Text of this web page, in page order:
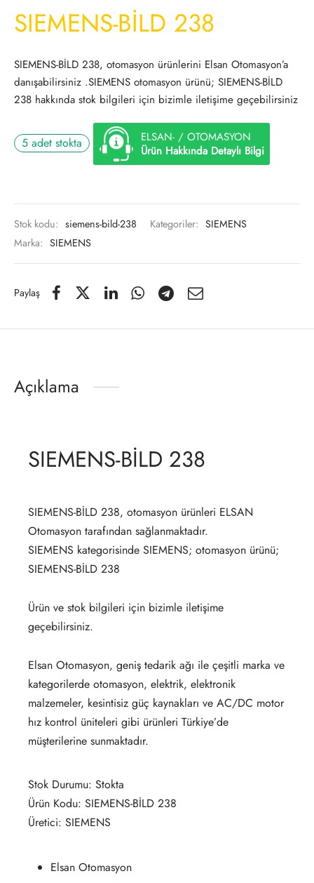
SIEMENS-BİLD 238
SIEMENS-BİLD 238, otomasyon ürünlerini Elsan Otomasyon’a
danışabilirsiniz .SIEMENS otomasyon ürünü; SIEMENS-BİLD
238 hakkında stok bilgileri için bizimle iletişime geçebilirsiniz
5 adet stokta
ELSAN- / OTOMASYON
Ürün Hakkında Detaylı Bilgi
Stok kodu: siemens-bild-238 Kategoriler: SIEMENS
Marka: SIEMENS
Paylaş
Açıklama
SIEMENS-BİLD 238
SIEMENS-BİLD 238, otomasyon ürünleri ELSAN
Otomasyon tarafından sağlanmaktadır.
SIEMENS kategorisinde SIEMENS; otomasyon ürünü;
SIEMENS-BİLD 238
Ürün ve stok bilgileri için bizimle iletişime
geçebilirsiniz.
Elsan Otomasyon, geniş tedarik ağı ile çeşitli marka ve
kategorilerde otomasyon, elektrik, elektronik
malzemeler, kesintisiz güç kaynakları ve AC/DC motor
hız kontrol üniteleri gibi ürünleri Türkiye’de
müşterilerine sunmaktadır.
Stok Durumu: Stokta
Ürün Kodu: SIEMENS-BİLD 238
Üretici: SIEMENS
Elsan Otomasyon